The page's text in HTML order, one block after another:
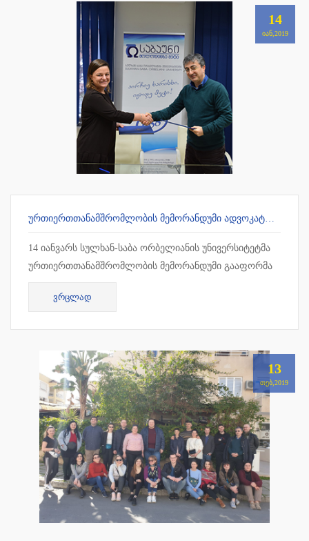
14
ᲘᲐᲜ,2019
ᲣᲠᲗᲘᲔᲠᲗᲗᲐᲜᲐᲛᲨᲠᲝᲛᲚᲝᲑᲘᲡ ᲛᲔᲛᲝᲠᲐᲜᲓᲣᲛᲘ ᲐᲓᲕᲝᲙᲐᲢᲗᲐ ᲡᲐᲙᲕᲐᲚᲘᲤᲘᲙᲐᲪᲘᲝ ᲒᲐᲛᲝᲪᲓᲔᲑᲘᲡ ᲛᲝᲡᲐᲛᲖᲐᲓᲔᲑᲔᲚ ᲪᲔᲜᲢᲠᲗᲐᲜ
14 იანვარს სულხან-საბა ორბელიანის უნივერსიტეტმა
ურთიერთთანამშრომლობის მემორანდუმი გააფორმა
ადვოკატთა საკვალიფიკაციო გამოცდების
მოსამზადებელ ცენტრთან. თანამშრ...
ᲕᲠᲪᲚᲐᲓ
13
ᲗᲔᲑ,2019